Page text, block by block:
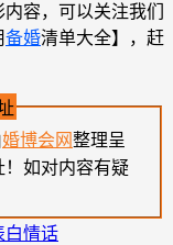
容，可以关注我们
备婚清单大全】，赶
婚博会网整理呈
如对内容有疑
白情话